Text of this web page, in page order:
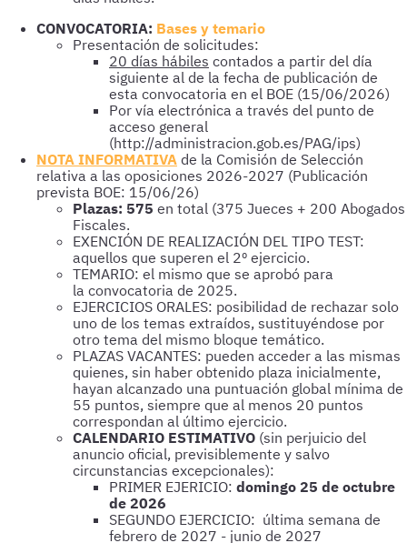
CONVOCATORIA: Bases y temario
Presentación de solicitudes:
20 días hábiles contados a partir del día
siguiente al de la fecha de publicación de
esta convocatoria en el BOE (15/06/2026)
Por vía electrónica a través del punto de
acceso general
(http://administracion.gob.es/PAG/ips)
NOTA INFORMATIVA de la Comisión de Selección
relativa a las oposiciones 2026-2027 (Publicación
prevista BOE: 15/06/26)
Plazas: 575 en total (375 Jueces + 200 Abogados
Fiscales.
EXENCIÓN DE REALIZACIÓN DEL TIPO TEST:
aquellos que superen el 2º ejercicio.
TEMARIO: el mismo que se aprobó para
la convocatoria de 2025.
EJERCICIOS ORALES: posibilidad de rechazar solo
uno de los temas extraídos, sustituyéndose por
otro tema del mismo bloque temático.
PLAZAS VACANTES: pueden acceder a las mismas
quienes, sin haber obtenido plaza inicialmente,
hayan alcanzado una puntuación global mínima de
55 puntos, siempre que al menos 20 puntos
correspondan al último ejercicio.
CALENDARIO ESTIMATIVO (sin perjuicio del
anuncio oficial, previsiblemente y salvo
circunstancias excepcionales):
PRIMER EJERICIO: domingo 25 de octubre
de 2026
SEGUNDO EJERCICIO: última semana de
febrero de 2027 - junio de 2027